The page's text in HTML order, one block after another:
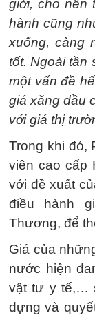
giới, cho nên
hành cũng
xuống, càng
tốt. Ngoài tần
một vấn đề
giá xăng dầu
với giá thị
Trong khi đó,
viên cao cấp
với đề xuất
điều hành
Thương, để
Giá của
nước hiện
vật tư y tế,…
dựng và